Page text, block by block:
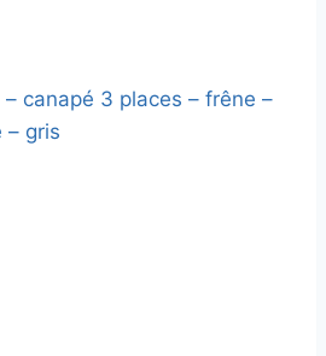
– canapé 3 places – frêne –
– gris